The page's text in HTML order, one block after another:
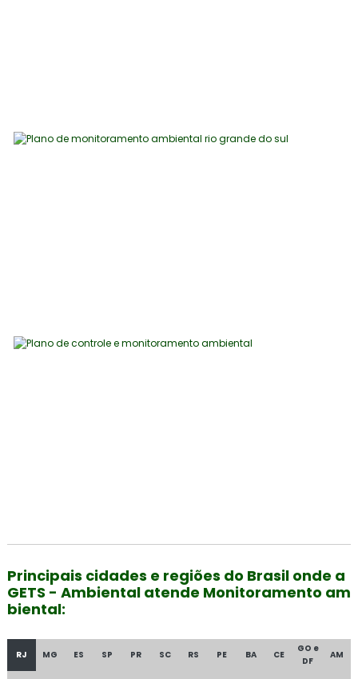
Principais cidades e regiões do Brasil onde a
GETS - Ambiental atende Monitoramento am
biental:
RJ MG ES SP PR SC RS PE BA CE
GO e
DF
AM